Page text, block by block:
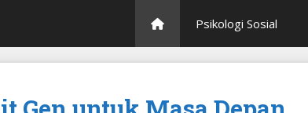
Psikologi Sosial